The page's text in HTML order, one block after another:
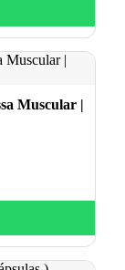
Muscular |